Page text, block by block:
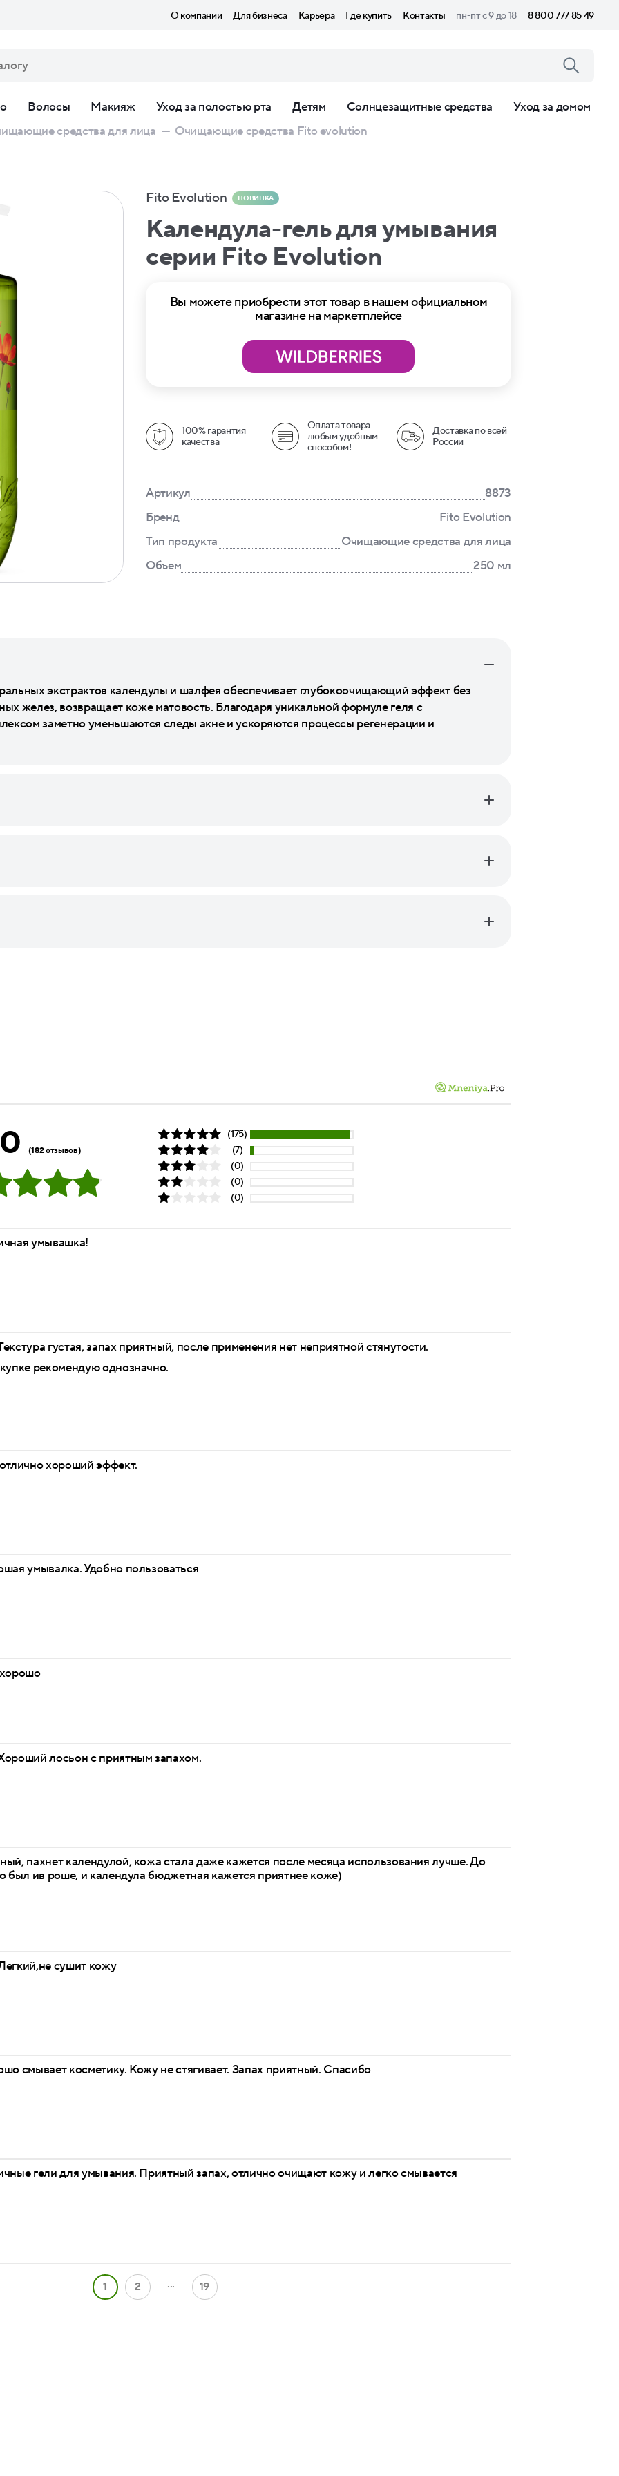
О компании Для бизнеса Карьера Где купить Контакты пн-пт с 9 до 18 8 800 777 85 49
Волосы Макияж Уход за полостью рта Детям Солнцезащитные средства
Уход за домом
средства для лица — Очищающие средства Fito evolution
Fito Evolution НОВИНКА
Календула-гель для умывания
серии Fito Evolution
Вы можете приобрести этот товар в нашем официальном
магазине на маркетплейсе
100% гарантия
качества
Оплата товара
любым удобным
способом!
Доставка по всей
России
Артикул
8873
Бренд
Fito Evolution
Тип продукта
Очищающие средства для лица
Объем
250 мл
экстрактов календулы и шалфея обеспечивает глубокоочищающий эффект без
желез, возвращает коже матовость. Благодаря уникальной формуле геля с
заметно уменьшаются следы акне и ускоряются процессы регенерации и
(182 отзывов)
(175)
(7)
(0)
(0)
(0)
умывашка!
густая, запах приятный, после применения нет неприятной стянутости.
рекомендую однозначно.
хороший эффект.
умывалка. Удобно пользоваться
лосьон с приятным запахом.
пахнет календулой, кожа стала даже кажется после месяца использования лучше. До
был ив роше, и календула бюджетная кажется приятнее коже)
сушит кожу
смывает косметику. Кожу не стягивает. Запах приятный. Спасибо
гели для умывания. Приятный запах, отлично очищают кожу и легко смывается
1 2 ... 19